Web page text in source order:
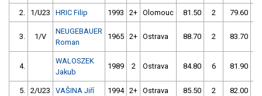
2. 1/U23 HRIC Filip 1993 2+ Olomouc 81.50 2 79.60
3. 1/V
NEUGEBAUER
Roman
1965 2+ Ostrava 88.70 2 83.70
4.
WALOSZEK
Jakub
1989 2 Ostrava 84.80 6 81.90
5. 2/U23 VAŠINA Jiří 1994 2+ Ostrava 85.50 2 82.00